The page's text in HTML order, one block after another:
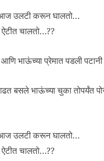
उलटी करून घालतो…
चालतो…??
आणि भाऊंच्या प्रेमात पडली पटानी
बसले भाऊंच्या चुका तोपर्यंत
उलटी करून घालतो…
चालतो…??